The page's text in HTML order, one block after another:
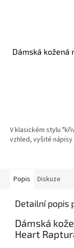
Dámská kožená
V klasickém stylu
vzhled, vyšité nápisy
Popis Diskuze
Detailní popis
Dámská
Heart